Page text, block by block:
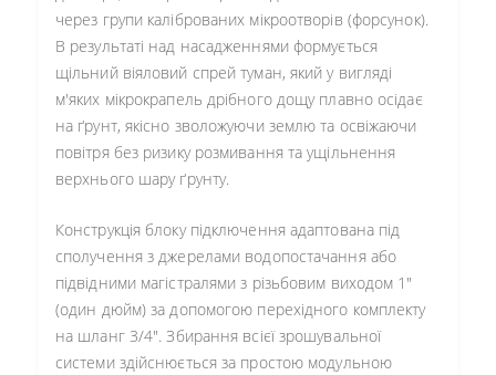
через групи каліброваних мікроотворів (форсунок).
В результаті над насадженнями формується
щільний віяловий спрей туман, який у вигляді
м'яких мікрокрапель дрібного дощу плавно осідає
на ґрунт, якісно зволожуючи землю та освіжаючи
повітря без ризику розмивання та ущільнення
верхнього шару ґрунту.
Конструкція блоку підключення адаптована під
сполучення з джерелами водопостачання або
підвідними магістралями з різьбовим виходом 1"
(один дюйм) за допомогою перехідного комплекту
на шланг 3/4". Збирання всієї зрошувальної
системи здійснюється за простою модульною